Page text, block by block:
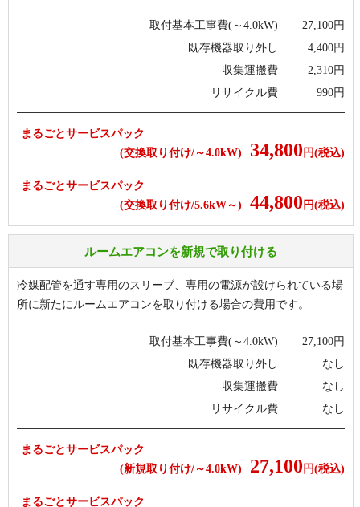
取付基本工事費(～4.0kW) 27,100円
既存機器取り外し
4,400円
収集運搬費
2,310円
リサイクル費
990円
まるごとサービスパック
(交換取り付け/～4.0kW)
34,800 円(税込)
まるごとサービスパック
(交換取り付け/5.6kW～)
44,800 円(税込)
ルームエアコンを新規で取り付ける
冷媒配管を通す専用のスリーブ、専用の電源が設けられている場
所に新たにルームエアコンを取り付ける場合の費用です。
取付基本工事費(～4.0kW) 27,100円
既存機器取り外し
なし
収集運搬費
なし
リサイクル費
なし
まるごとサービスパック
(新規取り付け/～4.0kW)
27,100 円(税込)
まるごとサービスパック